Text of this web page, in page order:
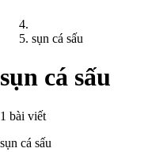
sụn cá sấu
sụn cá sấu
1 bài viết
sụn cá sấu